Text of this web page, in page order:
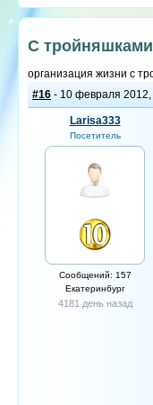
С
организация жизни с
#16 - 10 февраля
Larisa333
Посетитель
Сообщений: 157
Екатеринбург
4181 день назад